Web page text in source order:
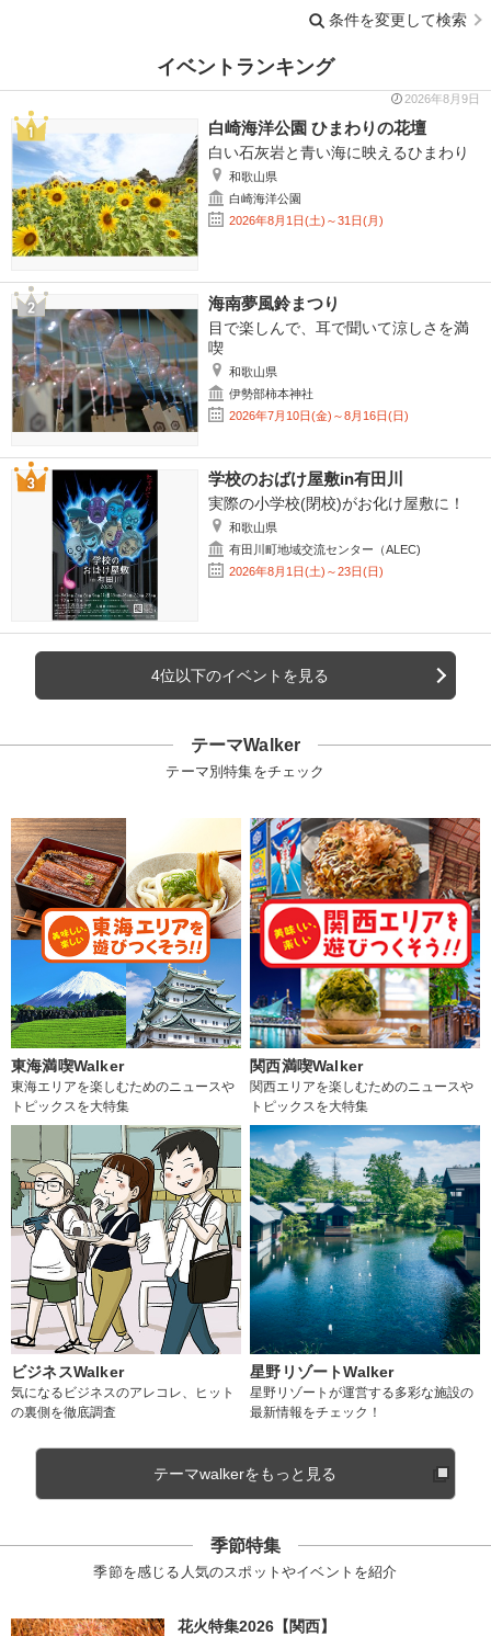
条件を変更して検索
イベントランキング
2026年8月9日
白崎海洋公園 ひまわりの花壇
白い石灰岩と青い海に映えるひまわり
和歌山県
白崎海洋公園
2026年8月1日(土)～31日(月)
海南夢風鈴まつり
目で楽しんで、耳で聞いて涼しさを満
喫
和歌山県
伊勢部柿本神社
2026年7月10日(金)～8月16日(日)
学校のおばけ屋敷in有田川
実際の小学校(閉校)がお化け屋敷に！
和歌山県
有田川町地域交流センター（ALEC)
2026年8月1日(土)～23日(日)
4位以下のイベントを見る
テーマWalker
テーマ別特集をチェック
東海満喫Walker
東海エリアを楽しむためのニュースや
トピックスを大特集
関西満喫Walker
関西エリアを楽しむためのニュースや
トピックスを大特集
ビジネスWalker
気になるビジネスのアレコレ、ヒット
の裏側を徹底調査
星野リゾートWalker
星野リゾートが運営する多彩な施設の
最新情報をチェック！
テーマwalkerをもっと見る
季節特集
季節を感じる人気のスポットやイベントを紹介
花火特集2026【関西】